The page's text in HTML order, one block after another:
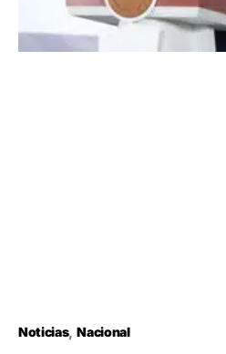
Noticias Nacional